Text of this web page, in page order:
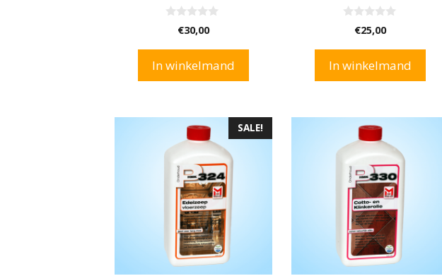
5
€30,00
In winkelmand
5
€25,00
In winkelmand
SALE!